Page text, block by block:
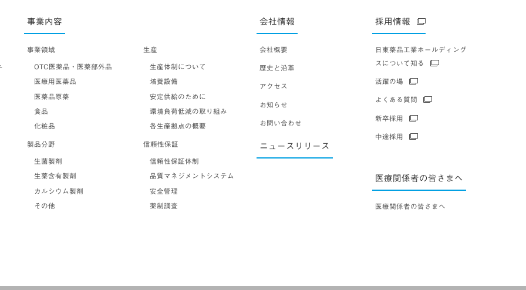
事業内容
事業領域
OTC医薬品・医薬部外品
医療用医薬品
医薬品原薬
食品
化粧品
製品分野
生菌製剤
生薬含有製剤
カルシウム製剤
その他
生産
生産体制について
培養設備
安定供給のために
環境負荷低減の取り組み
各生産拠点の概要
信頼性保証
信頼性保証体制
品質マネジメントシステム
安全管理
薬制調査
会社情報
会社概要
歴史と沿革
アクセス
お知らせ
お問い合わせ
ニュースリリース
採用情報
日東薬品工業ホールディング
スについて知る
活躍の場
よくある質問
新卒採用
中途採用
医療関係者の皆さまへ
医療関係者の皆さまへ